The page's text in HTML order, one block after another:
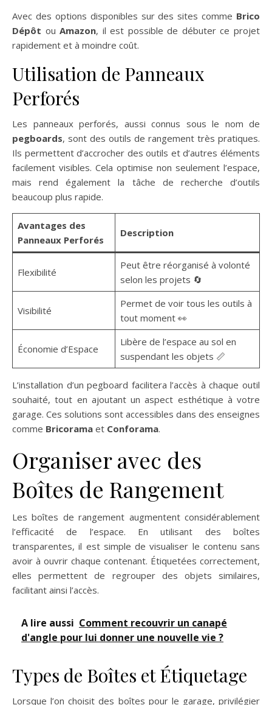
Avec des options disponibles sur des sites comme Brico
Dépôt ouAmazon, il est possible de débuter ce projet
rapidement et à moindre coût.
Utilisation de Panneaux
Perforés
Les panneaux perforés, aussi connus sous le nom de
pegboards, sont des outils de rangement très pratiques.
Ils permettent d’accrocher des outils et d’autres éléments
facilement visibles. Cela optimise non seulement l’espace,
mais rend également la tâche de recherche d’outils
beaucoup plus rapide.
Avantages des
Panneaux Perforés
Description
Flexibilité
Peut être réorganisé à volonté
selon les projets 🔄
Visibilité
Permet de voir tous les outils à
tout moment 👀
Économie d’Espace
Libère de l’espace au sol en
suspendant les objets 📏
L’installation d’un pegboard facilitera l’accès à chaque outil
souhaité, tout en ajoutant un aspect esthétique à votre
garage. Ces solutions sont accessibles dans des enseignes
comme Bricorama et Conforama.
Organiser avec des
Boîtes de Rangement
Les boîtes de rangement augmentent considérablement
l’efficacité de l’espace. En utilisant des boîtes
transparentes, il est simple de visualiser le contenu sans
avoir à ouvrir chaque contenant. Étiquetées correctement,
elles permettent de regrouper des objets similaires,
facilitant ainsi l’accès.
A lire aussi Comment recouvrir un canapé
d'angle pour lui donner une nouvelle vie ?
Types de Boîtes et Étiquetage
Lorsque l’on choisit des boîtes pour le garage, privilégier